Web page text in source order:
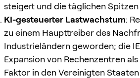
steigert und die täglichen
KI-gesteuerter Lastwachstum:
zu einem Haupttreiber des
Industrieländern geworden; die
Expansion von Rechenzentren
Faktor in den Vereinigten